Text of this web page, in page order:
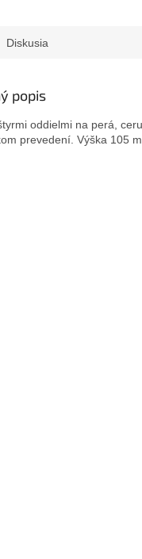
Diskusia
popis
oddielmi na perá,
prevedení. Výška 105